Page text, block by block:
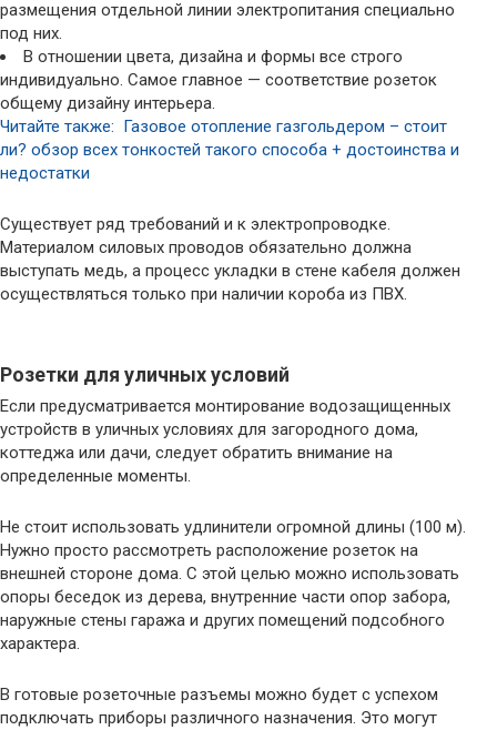
размещения отдельной линии электропитания специально
под них.
В отношении цвета, дизайна и формы все строго
индивидуально. Самое главное — соответствие розеток
общему дизайну интерьера.
Читайте также: Газовое отопление газгольдером – стоит
ли? обзор всех тонкостей такого способа + достоинства и
недостатки
Существует ряд требований и к электропроводке.
Материалом силовых проводов обязательно должна
выступать медь, а процесс укладки в стене кабеля должен
осуществляться только при наличии короба из ПВХ.
Розетки для уличных условий
Если предусматривается монтирование водозащищенных
устройств в уличных условиях для загородного дома,
коттеджа или дачи, следует обратить внимание на
определенные моменты.
Не стоит использовать удлинители огромной длины (100 м).
Нужно просто рассмотреть расположение розеток на
внешней стороне дома. С этой целью можно использовать
опоры беседок из дерева, внутренние части опор забора,
наружные стены гаража и других помещений подсобного
характера.
В готовые розеточные разъемы можно будет с успехом
подключать приборы различного назначения. Это могут